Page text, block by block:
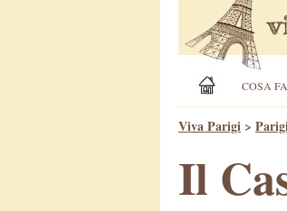
COSA
Viva Parigi >
Il